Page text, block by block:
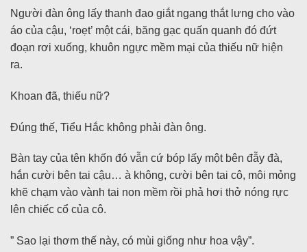
Người đàn ông lấy thanh đao giắt ngang thắt lưng cho vào
áo của cậu, ‘roẹt’ một cái, băng gạc quấn quanh đó đứt
đoạn rơi xuống, khuôn ngực mềm mại của thiếu nữ hiện
ra.
Khoan đã, thiếu nữ?
Đúng thế, Tiểu Hắc không phải đàn ông.
Bàn tay của tên khốn đó vẫn cứ bóp lấy một bên đẫy đà,
hắn cười bên tai cậu… à không, cười bên tai cô, môi mỏng
khẽ chạm vào vành tai non mềm rồi phả hơi thở nóng rực
lên chiếc cổ của cô.
” Sao lại thơm thế này, có mùi giống như hoa vậy”.